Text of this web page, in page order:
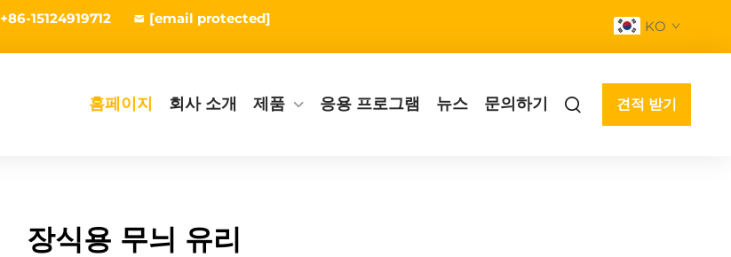
+86-15124919712 [email protected] KO
홈페이지 회사 소개 제품 응용 프로그램 뉴스 문의하기 견적 받기
장식용 무늬 유리